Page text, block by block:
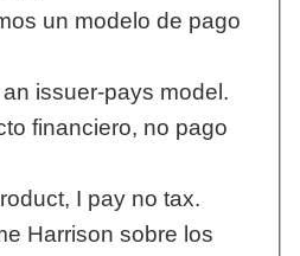
un modelo de pago
issuer-pays model.
financiero, no pago
I pay no tax.
Harrison sobre los